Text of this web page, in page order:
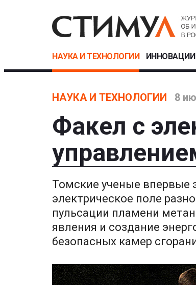
НАУКА И ТЕХНОЛОГИИ ИННОВАЦИИ
НАУКА И ТЕХНОЛОГИИ 8
Факел с
Томские ученые впервые
электрическое поле
пульсации пламени
явления и создание
безопасных камер